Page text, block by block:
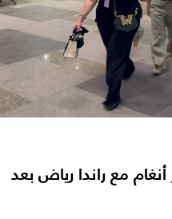
مع راندا رياض بعد